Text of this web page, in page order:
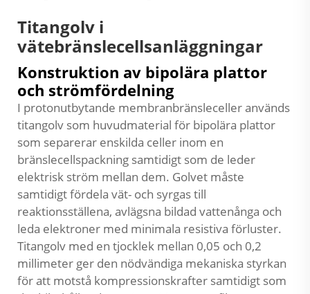
Titangolv i
vätebränslecellsanläggningar
Konstruktion av bipolära plattor
och strömfördelning
I protonutbytande membranbränsleceller används
titangolv som huvudmaterial för bipolära plattor
som separerar enskilda celler inom en
bränslecellspackning samtidigt som de leder
elektrisk ström mellan dem. Golvet måste
samtidigt fördela vät- och syrgas till
reaktionsställena, avlägsna bildad vattenånga och
leda elektroner med minimala resistiva förluster.
Titangolv med en tjocklek mellan 0,05 och 0,2
millimeter ger den nödvändiga mekaniska styrkan
för att motstå kompressionskrafter samtidigt som